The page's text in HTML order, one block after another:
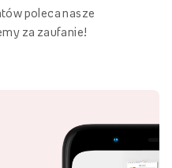
poleca nasze
za zaufanie!